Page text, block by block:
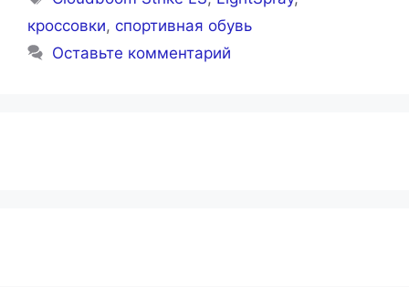
кроссовки, спортивная обувь
Оставьте комментарий